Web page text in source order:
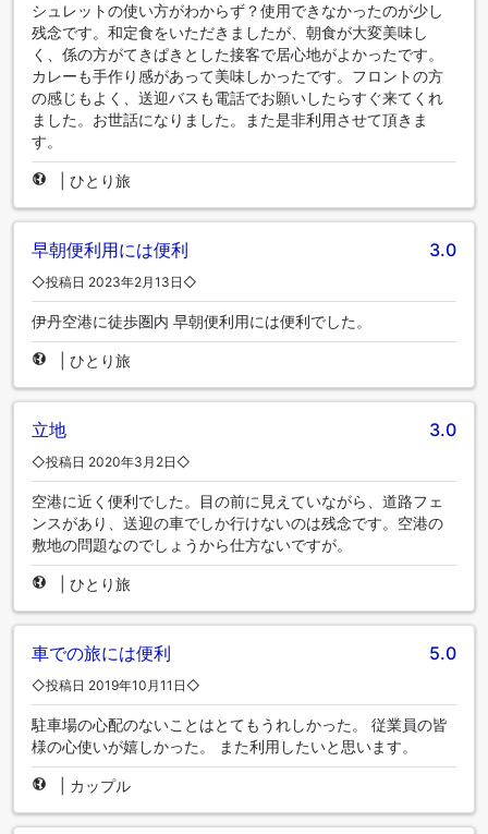
シュレットの使い方がわからず？使用できなかったのが少し
残念です。和定食をいただきましたが、朝食が大変美味し
く、係の方がてきぱきとした接客で居心地がよかったです。
カレーも手作り感があって美味しかったです。フロントの方
の感じもよく、送迎バスも電話でお願いしたらすぐ来てくれ
ました。お世話になりました。また是非利用させて頂きま
す。
ひとり旅
早朝便利用には便利 3.0
◇投稿日 2023年2月13日◇
伊丹空港に徒歩圏内 早朝便利用には便利でした。
ひとり旅
立地 3.0
◇投稿日 2020年3月2日◇
空港に近く便利でした。目の前に見えていながら、道路フェ
ンスがあり、送迎の車でしか行けないのは残念です。空港の
敷地の問題なのでしょうから仕方ないですが。
ひとり旅
車での旅には便利 5.0
◇投稿日 2019年10月11日◇
駐車場の心配のないことはとてもうれしかった。 従業員の皆
様の心使いが嬉しかった。 また利用したいと思います。
カップル